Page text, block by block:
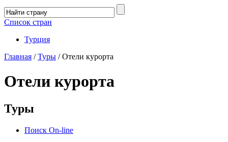
Список стран
Турция
Главная /Туры /Отели курорта
Отели курорта
Туры
Поиск On-line